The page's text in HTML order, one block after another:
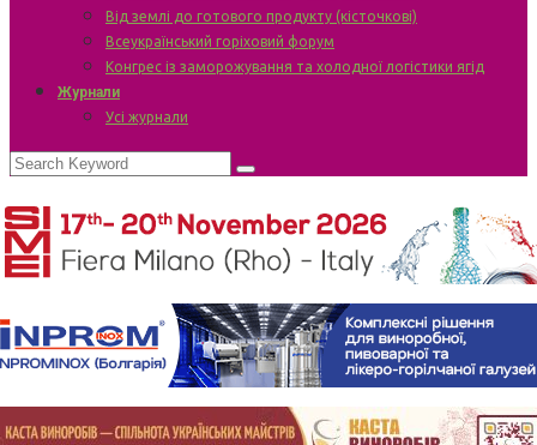
Від землі до готового продукту (кісточкові)
Всеукраїнський горіховий форум
Конгрес із заморожування та холодної логістики ягід
Журнали
Усі журнали